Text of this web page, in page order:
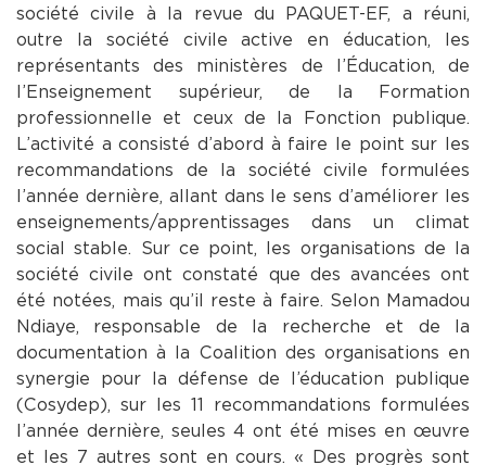
société civile à la revue du PAQUET-EF, a réuni,
outre la société civile active en éducation, les
représentants des ministères de l’Éducation, de
l’Enseignement supérieur, de la Formation
professionnelle et ceux de la Fonction publique.
L’activité a consisté d’abord à faire le point sur les
recommandations de la société civile formulées
l’année dernière, allant dans le sens d’améliorer les
enseignements/apprentissages dans un climat
social stable. Sur ce point, les organisations de la
société civile ont constaté que des avancées ont
été notées, mais qu’il reste à faire. Selon Mamadou
Ndiaye, responsable de la recherche et de la
documentation à la Coalition des organisations en
synergie pour la défense de l’éducation publique
(Cosydep), sur les 11 recommandations formulées
l’année dernière, seules 4 ont été mises en œuvre
et les 7 autres sont en cours. « Des progrès sont